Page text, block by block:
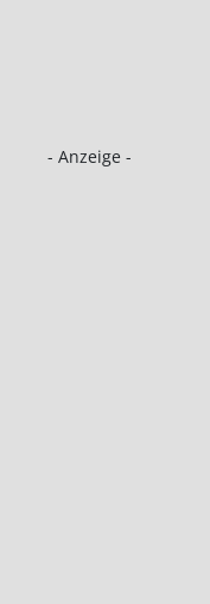
- Anzeige -